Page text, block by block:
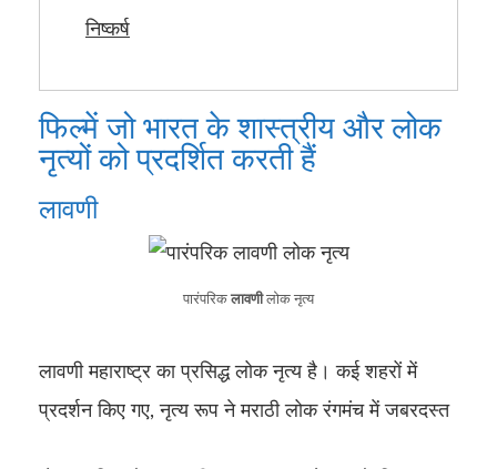
निष्कर्ष
फिल्में जो भारत के शास्त्रीय और लोक
नृत्यों को प्रदर्शित करती हैं
लावणी
पारंपरिक लावणीलोक नृत्य
लावणी महाराष्ट्र का प्रसिद्ध लोक नृत्य है। कई शहरों में
प्रदर्शन किए गए, नृत्य रूप ने मराठी लोक रंगमंच में जबरदस्त